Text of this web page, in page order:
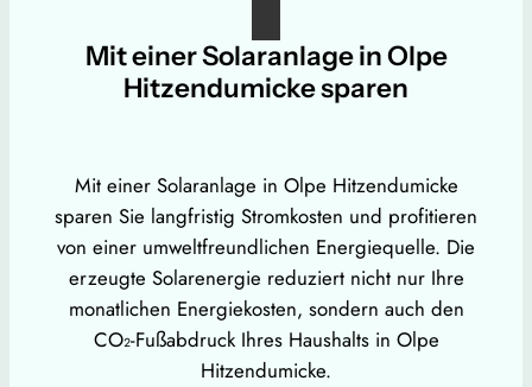
Mit einer Solaranlage in Olpe
Hitzendumicke sparen
Mit einer Solaranlage in Olpe Hitzendumicke
sparen Sie langfristig Stromkosten und profitieren
von einer umweltfreundlichen Energiequelle. Die
erzeugte Solarenergie reduziert nicht nur Ihre
monatlichen Energiekosten, sondern auch den
CO₂-Fußabdruck Ihres Haushalts in Olpe
Hitzendumicke.